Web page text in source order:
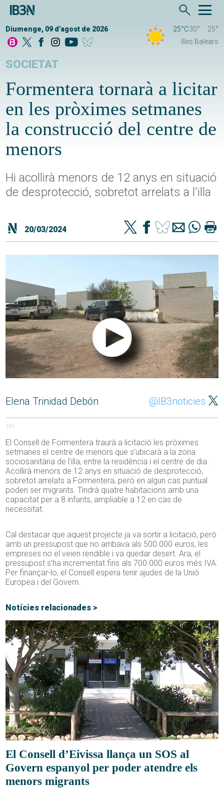
Diumenge, 09 d'agost de 2026 25°C30°
25°
Illes Balears
SOCIETAT
Formentera tornarà a licitar
en les pròximes setmanes
la construcció del centre de
menors
Hi acollirà menors de 12 anys en situació
de desprotecció, sobretot arrelats a l'illa
20/03/2024
Elena Trinidad Debón @IB3noticies
191
El Consell de Formentera traurà a licitació les pròximes
setmanes el centre de menors que s’ubicarà a la zona
sociosanitària de l’illa, entre la residència i el centre de dia.
Acollirà menors de 12 anys en situació de desprotecció,
sobretot arrelats a Formentera, però en algun cas puntual
poden ser migrants. Tindrà quatre habitacions amb una
capacitat per a 8 infants, ampliable a 12 en cas de
necessitat.
Cal destacar que aquest projecte ja va sortir a licitació, però
amb un pressupost que no arribava als 500.000 euros, les
empreses no el veien rendible i va quedar desert. Ara, el
pressupost s’ha incrementat fins als 700.000 euros més IVA.
Per finançar-lo, el Consell espera tenir ajudes de la Unió
Europea i del Govern.
Notícies relacionades >
El Consell d’Eivissa llança un SOS al
Govern espanyol per poder atendre els
menors migrants